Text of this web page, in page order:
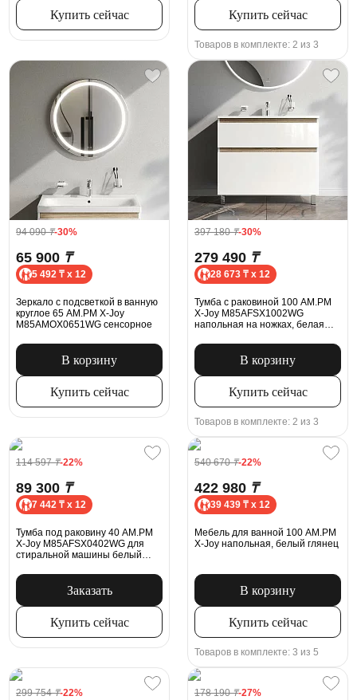
Купить сейчас Купить сейчас
Товаров в комплекте: 2 из 3
94 090₸-30%
65 900 ₸
5 492 ₸ x 12
Зеркало с подсветкой в ванную
круглое 65 AM.PM X-Joy
M85AMOX0651WG сенсорное
В корзину
Купить сейчас
397 180₸-30%
279 490 ₸
28 673 ₸ x 12
Тумба с раковиной 100 AM.PM
X-Joy M85AFSX1002WG
напольная на ножках, белая
В корзину
Купить сейчас
Товаров в комплекте: 2 из 3
114 597₸-22%
89 300 ₸
7 442 ₸ x 12
Тумба под раковину 40 AM.PM
X-Joy M85AFSX0402WG для
стиральной машины белый
Заказать
Купить сейчас
540 670₸-22%
422 980 ₸
39 439 ₸ x 12
Мебель для ванной 100 AM.PM
X-Joy напольная, белый глянец
В корзину
Купить сейчас
Товаров в комплекте: 3 из 5
299 754₸-22% 178 190₸-27%